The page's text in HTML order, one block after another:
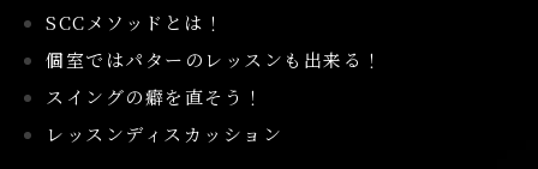
SCCメソッドとは！
個室ではパターのレッスンも出来る！
スイングの癖を直そう！
レッスンディスカッション